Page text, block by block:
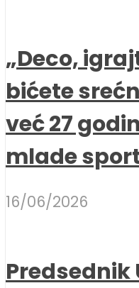
„Deco,
bićete
već 27
mlade
16/06/2026
Predsednik